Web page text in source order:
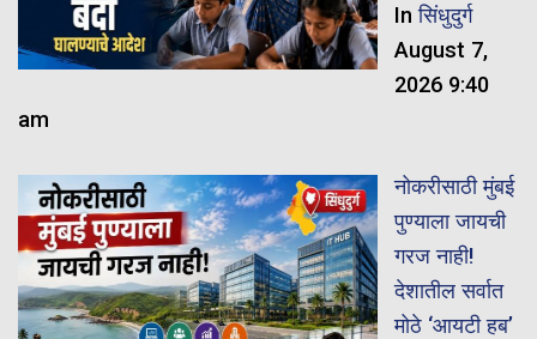
Inसिंधुदुर्ग
August 7,
2026 9:40
am
नोकरीसाठी मुंबई
पुण्याला जायची
गरज नाही!
देशातील सर्वात
मोठे ‘आयटी हब’